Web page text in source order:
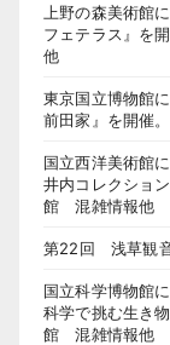
上野の森美術館
フェテラス』
他
東京国立博物館
前田家』を開
国立西洋美術館
井内コレクショ
館 混雑情報他
第22回 浅草観
国立科学博物館
科学で挑む生き
館 混雑情報他